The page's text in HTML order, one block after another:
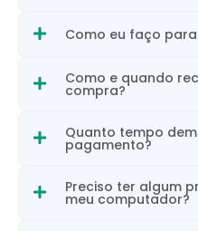
Como eu faço
Como e quando
compra?
Quanto tempo
pagamento?
Preciso ter algum
meu computador?